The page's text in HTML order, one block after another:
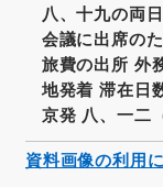
八、十九の両
会議に出席の
旅費の出所 外
地発着 滞在日
京発 八、一二
資料画像の利用